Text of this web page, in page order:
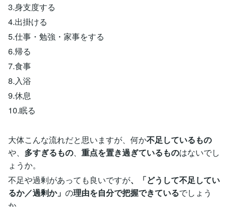
3.身支度する
4.出掛ける
5.仕事・勉強・家事をする
6.帰る
7.食事
8.入浴
9.休息
10.眠る
大体こんな流れだと思いますが、何か不足しているもの
や、 多すぎるもの、 重点を置き過ぎているものはないでし
ょうか。
不足や過剰があっても良いですが、「どうして不足してい
るか／過剰か」 の理由を自分で把握できているでしょう